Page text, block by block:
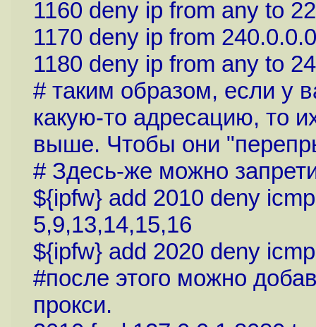
1160 deny ip from any to
1170 deny ip from
1180 deny ip from any to
# таким образом, если у
какую-то адресацию, то
выше. Чтобы они
# Здесь-же можно
${ipfw} add 2010 deny
5,9,13,14,15,16
${ipfw} add 2020 deny
#после этого можно
прокси.